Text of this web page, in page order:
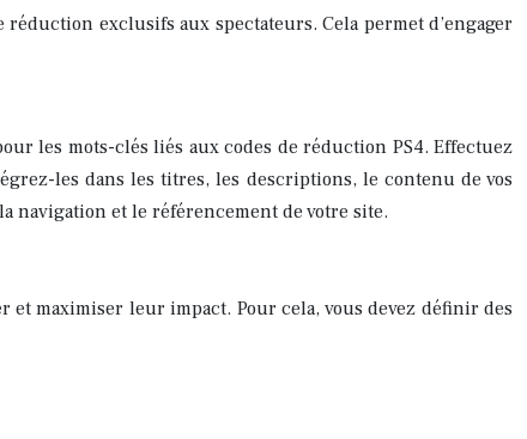
exclusifs aux spectateurs. Cela permet d’engager
les mots-clés liés aux codes de réduction PS4. Effectuez
les dans les titres, les descriptions, le contenu de vos
navigation et le référencement de votre site.
maximiser leur impact. Pour cela, vous devez définir des